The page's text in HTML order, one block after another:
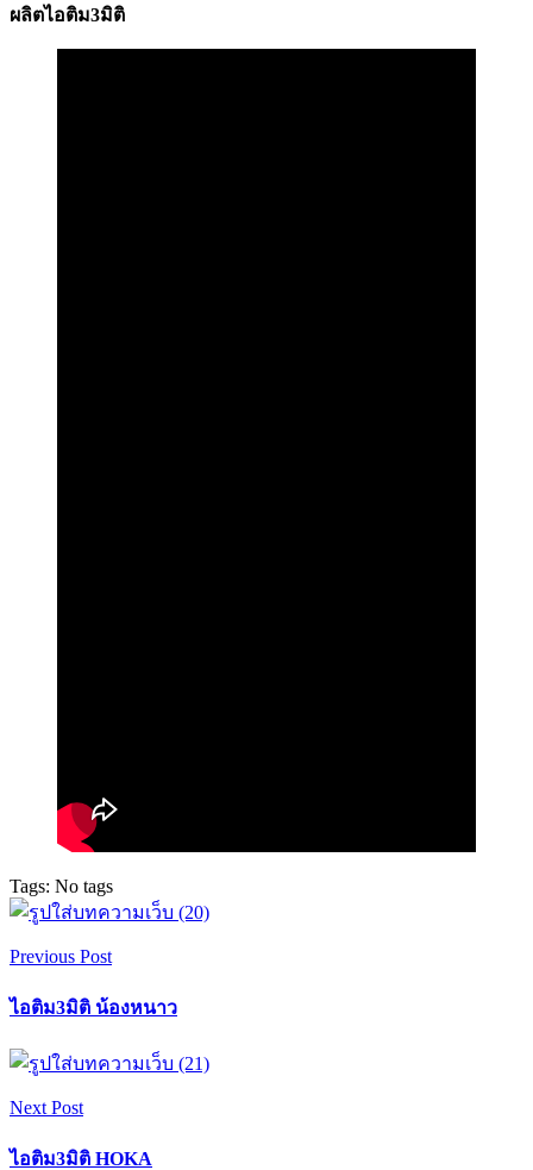
ผลิตไอติม3มิติ
Tags: No tags
Previous Post
ไอติม3มิติ น้องหนาว
Next Post
ไอติม3มิติ HOKA